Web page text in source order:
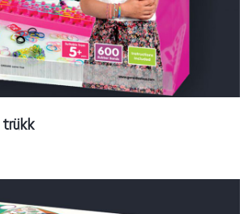
trükk